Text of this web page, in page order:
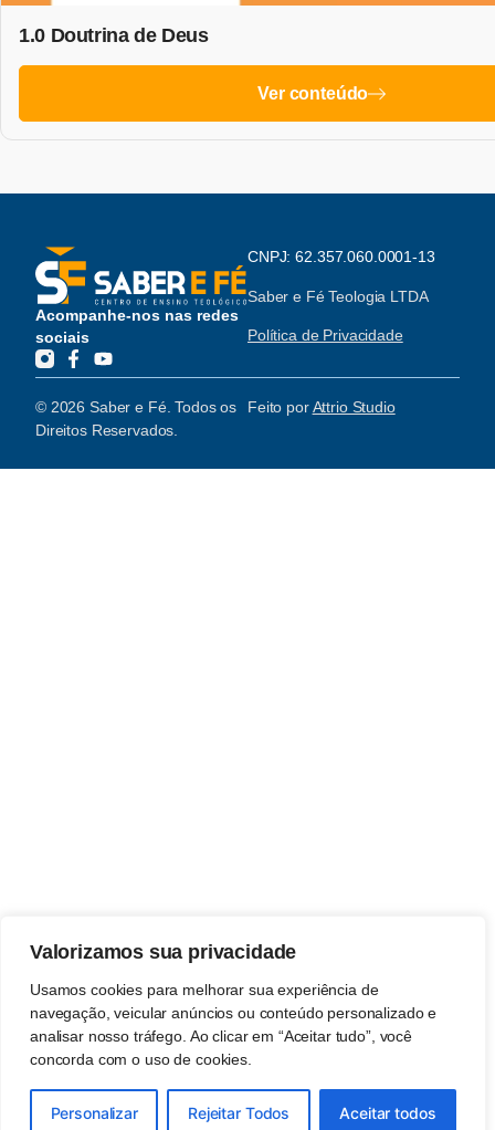
Valorizamos sua privacidade
Usamos cookies para melhorar sua experiência de
navegação, veicular anúncios ou conteúdo personalizado e
analisar nosso tráfego. Ao clicar em “Aceitar tudo”, você
concorda com o uso de cookies.
Personalizar Rejeitar Todos Aceitar todos
1.0 Doutrina de Deus
Ver conteúdo
Acompanhe-nos nas redes
sociais
CNPJ: 62.357.060.0001-13
Saber e Fé Teologia LTDA
Política de Privacidade
© 2026 Saber e Fé. Todos os
Direitos Reservados.
Feito porAttrio Studio